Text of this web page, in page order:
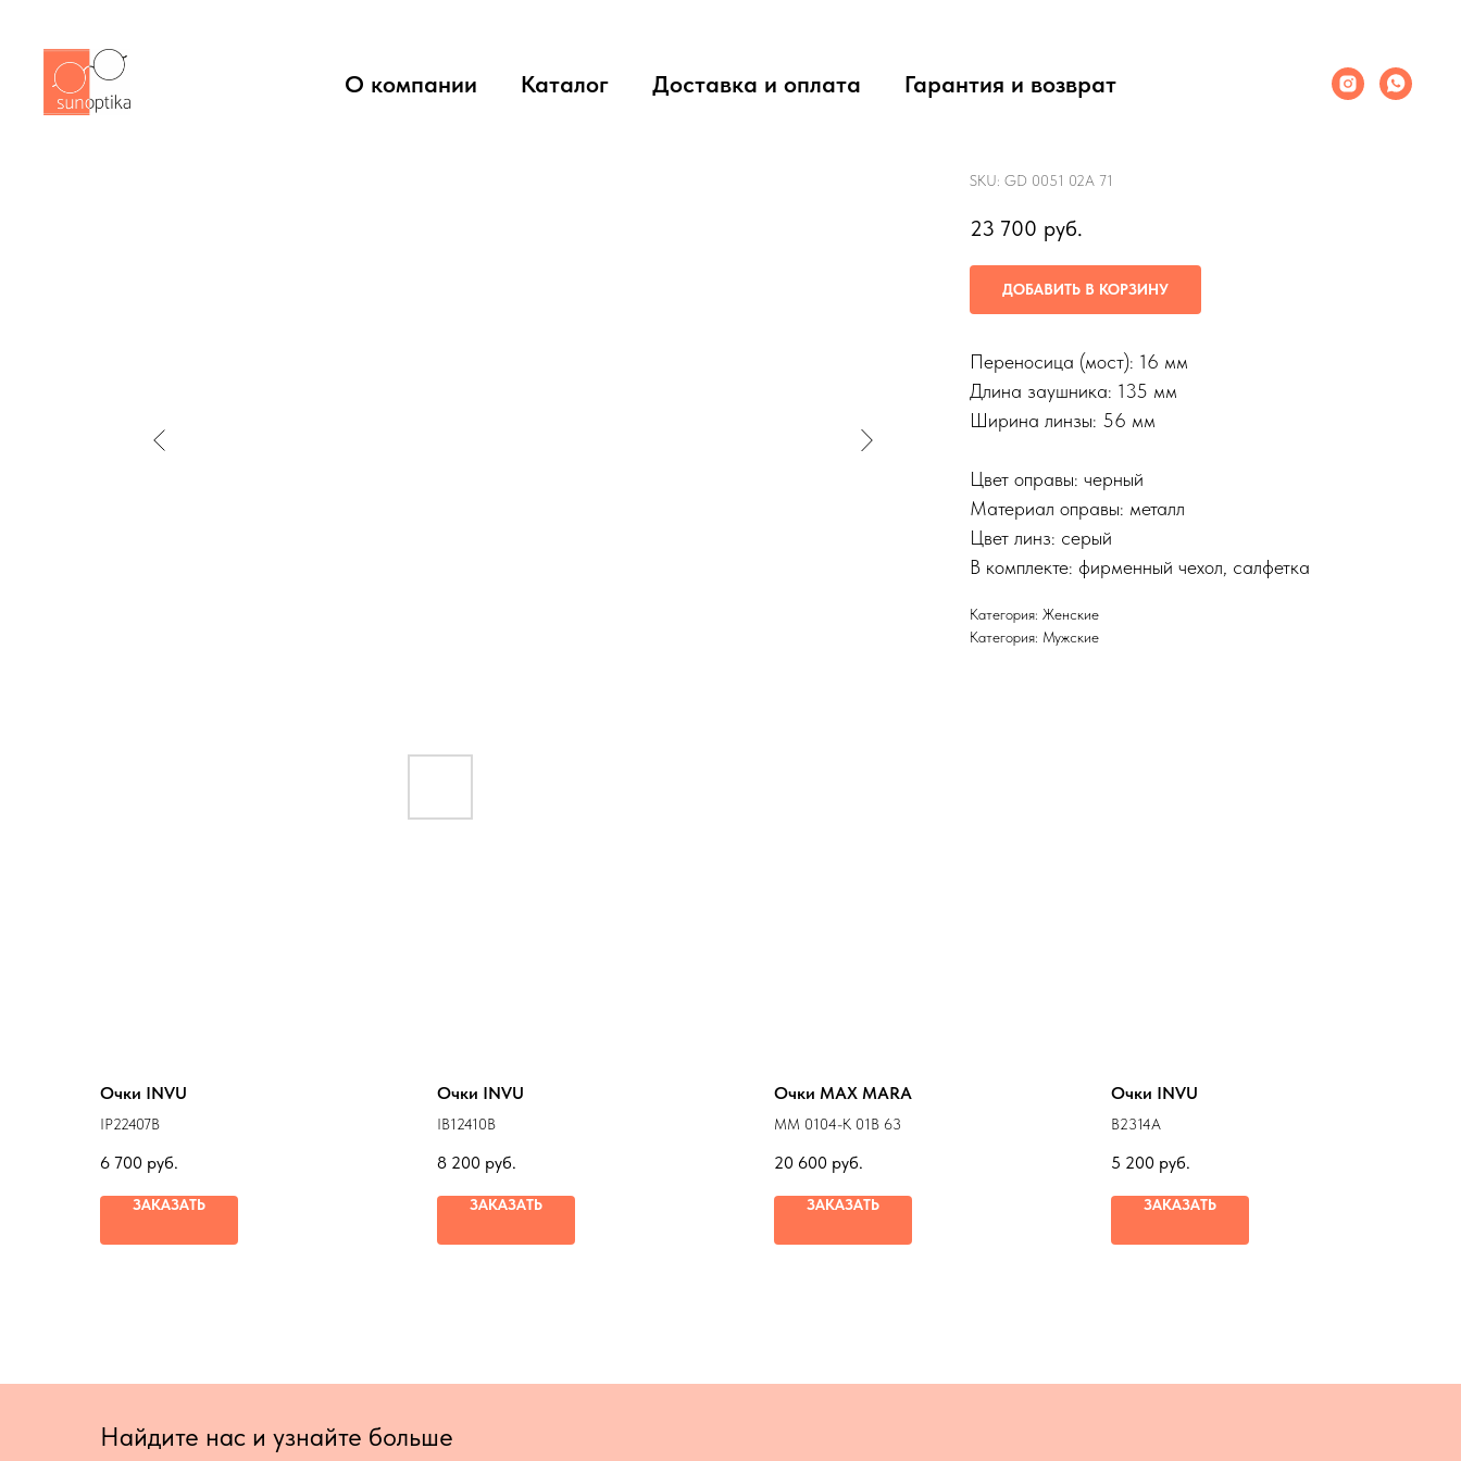
О компании Каталог Доставка и оплата Гарантия и возврат
SKU: GD 0051 02A 71
23 700 руб.
ДОБАВИТЬ В КОРЗИНУ
Переносица (мост): 16 мм
Длина заушника: 135 мм
Ширина линзы: 56 мм
Цвет оправы: черный
Материал оправы: металл
Цвет линз: серый
В комплекте: фирменный чехол, салфетка
Категория: Женские
Категория: Мужские
Очки INVU
IP22407B
6 700 руб.
ЗАКАЗАТЬ
Очки INVU
IB12410B
8 200 руб.
ЗАКАЗАТЬ
Очки MAX MARA
MM 0104-K 01B 63
20 600 руб.
ЗАКАЗАТЬ
Очки INVU
B2314A
5 200 руб.
ЗАКАЗАТЬ
Найдите нас и узнайте больше